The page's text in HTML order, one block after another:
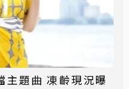
主題曲 凍齡現況曝